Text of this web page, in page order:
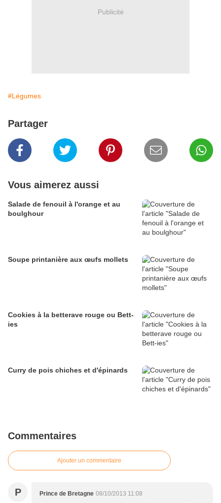
Publicité
#Légumes
Partager
Vous aimerez aussi
Salade de fenouil à l'orange et au
boulghour
Soupe printanière aux œufs mollets
Cookies à la betterave rouge ou Bett-
ies
Curry de pois chiches et d'épinards
Commentaires
Ajouter un commentaire
P Prince de Bretagne 08/10/2013 11:08